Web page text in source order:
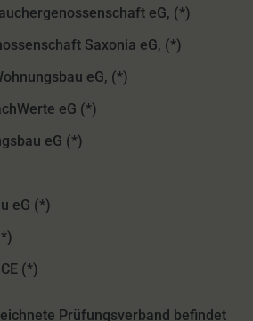
eG, (*)
Saxonia eG, (*)
eG, (*)
eG (*)
eG (*)
eG (*)
(*)
Prüfungsverband befindet